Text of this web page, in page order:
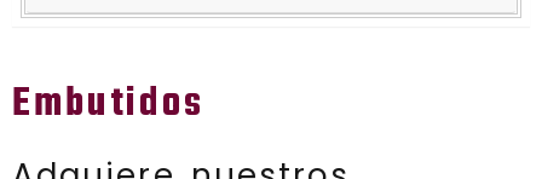
Embutidos